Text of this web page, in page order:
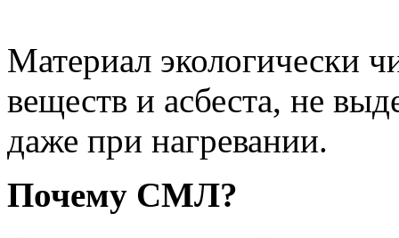
Материал экологически
веществ и асбеста, не
даже при нагревании.
Почему СМЛ?